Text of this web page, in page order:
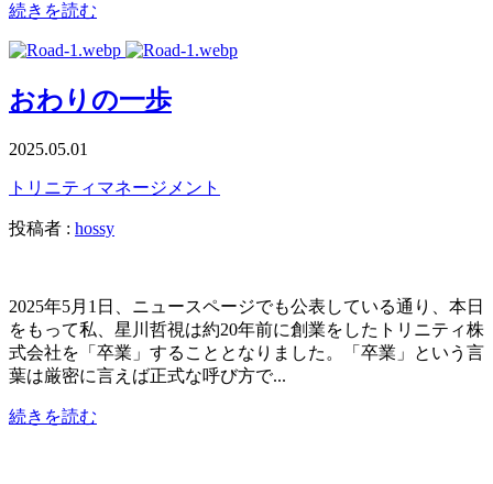
続きを読む
おわりの一歩
2025.05.01
トリニティ マネージメント
投稿者 : hossy
2025年5月1日、ニュースページでも公表している通り、本日
をもって私、星川哲視は約20年前に創業をしたトリニティ株
式会社を「卒業」することとなりました。「卒業」という言
葉は厳密に言えば正式な呼び方で...
続きを読む